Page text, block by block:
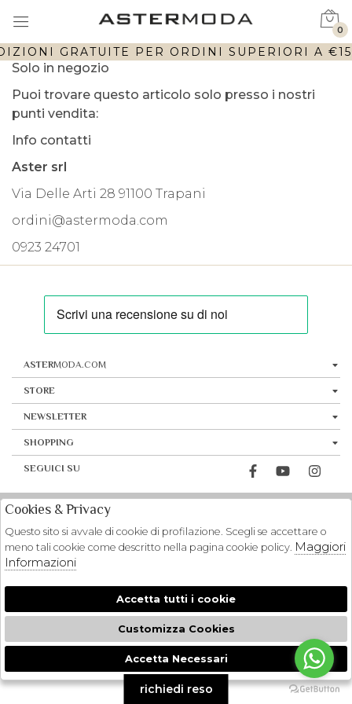
GRATUITE PER ORDINI SUPERIORI A
0
Solo in negozio
Puoi trovare questo articolo solo presso i nostri
punti vendita:
Info contatti
Aster srl
Via Delle Arti 28 91100 Trapani
ordini@astermoda.com
0923 24701
ASTERMODA.COM
STORE
NEWSLETTER
SHOPPING
SEGUICI SU
🍪
richiedi reso
Cookies & Privacy
Questo sito si avvale di cookie di profilazione. Scegli se accettare o
meno tali cookie come descritto nella pagina cookie policy. Maggiori
Informazioni
Accetta tutti i cookie
Customizza Cookies
Accetta Necessari